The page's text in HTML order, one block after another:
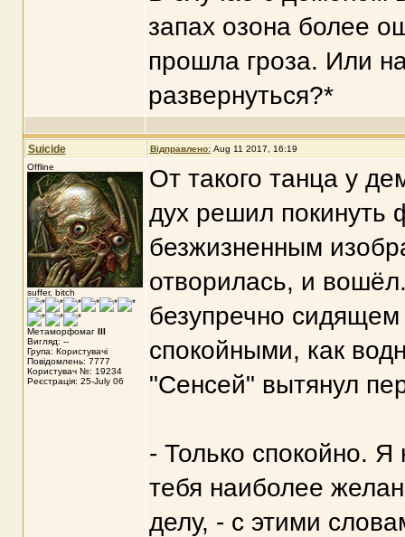
запах озона более
прошла гроза. Или
развернуться?*
Suicide Відправлено: Aug 11 2017, 16:19
Offline
suffer, bitch
Метаморфомаг III
Вигляд: --
Група: Користувачі
Повідомлень: 7777
Користувач №: 19234
Реєстрація: 25-July 06
От такого танца у
дух решил покинуть
безжизненным
отворилась, и
безупречно
спокойными, как
"Сенсей" вытянул
- Только спокойно.
тебя наиболее
делу, - с этими